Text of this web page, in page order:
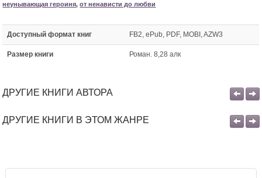
неунывающая героиня,от ненависти до любви
Доступный формат книг FB2, ePub, PDF, MOBI, AZW3
Размер книги Роман. 8,28 алк
ДРУГИЕ КНИГИ АВТОРА
ДРУГИЕ КНИГИ В ЭТОМ ЖАНРЕ